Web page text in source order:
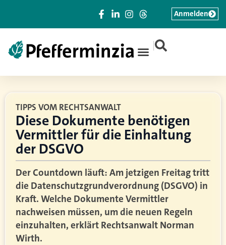
|
Anmelden
TIPPS VOM RECHTSANWALT
Diese Dokumente benötigen
Vermittler für die Einhaltung
der DSGVO
Der Countdown läuft: Am jetzigen Freitag tritt
die Datenschutzgrundverordnung (DSGVO) in
Kraft. Welche Dokumente Vermittler
nachweisen müssen, um die neuen Regeln
einzuhalten, erklärt Rechtsanwalt Norman
Wirth.